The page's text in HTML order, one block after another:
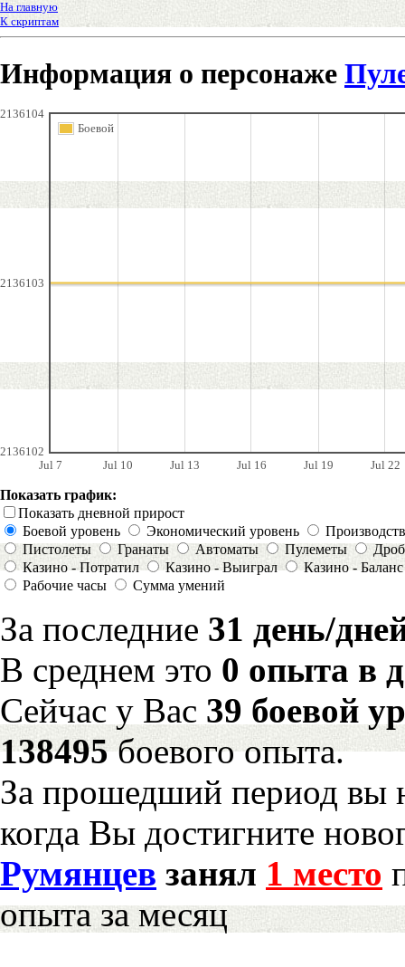
На главную
К скриптам
Информация о персонаже
Jul 7 Jul 10 Jul 13 Jul 16 Jul 19 Jul 22
2136102
2136103
2136104
Боевой
Показать график:
Показать дневной прирост
Боевой уровень
Экономический уровень
Пистолеты
Гранаты Автоматы Пулеметы
Казино - Потратил
Казино - Выиграл
Казино - Баланс
Рабочие часы
Сумма умений
За последние 31 день/
В среднем это 0 опыта в
Сейчас у Вас 39 боевой
138495боевого опыта.
За прошедший период вы
когда Вы достигните
Румянцев занял 1 место
опыта за месяц